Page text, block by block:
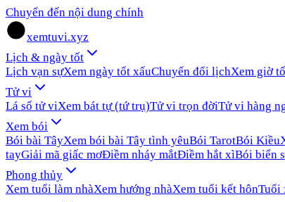
Chuyển đến nội dung chính
xemtuvi.xyz
Lịch & ngày tốt
Lịch vạn sựXem ngày tốt xấuChuyển đổi lịchXem giờ
Tử vi
Lá số tử viXem bát tự (tứ trụ)Tử vi trọn đờiTử vi hàng
Xem bói
Bói bài TâyXem bói bài Tây tình yêuBói TarotBói Kiều
tayGiải mã giấc mơĐiềm nháy mắtĐiềm hắt xìBói biển
Phong thủy
Xem tuổi làm nhàXem hướng nhàXem tuổi kết hônTuổi